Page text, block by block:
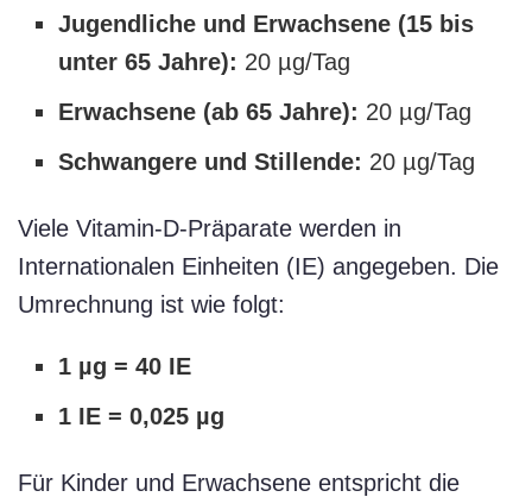
Jugendliche und Erwachsene (15 bis
unter 65 Jahre): 20 µg/Tag
Erwachsene (ab 65 Jahre): 20 µg/Tag
Schwangere und Stillende: 20 µg/Tag
Viele Vitamin-D-Präparate werden in
Internationalen Einheiten (IE) angegeben. Die
Umrechnung ist wie folgt:
1 µg = 40 IE
1 IE = 0,025 µg
Für Kinder und Erwachsene entspricht die